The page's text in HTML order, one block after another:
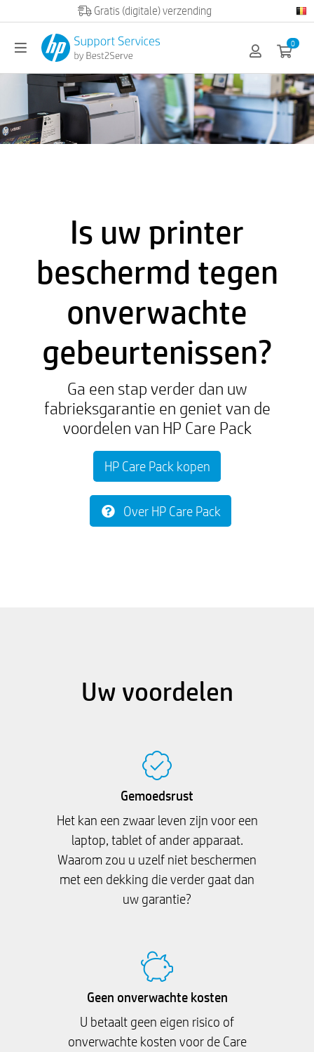
Officiële HP partner
0
Is uw printer
beschermd tegen
onverwachte
gebeurtenissen?
Ga een stap verder dan uw
fabrieksgarantie en geniet van de
voordelen van HP Care Pack
HP Care Pack kopen
Over HP Care Pack
Uw voordelen
Gemoedsrust
Het kan een zwaar leven zijn voor een
laptop, tablet of ander apparaat.
Waarom zou u uzelf niet beschermen
met een dekking die verder gaat dan
uw garantie?
Geen onverwachte kosten
U betaalt geen eigen risico of
onverwachte kosten voor de Care